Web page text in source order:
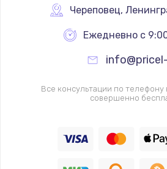
Замена
700 руб.
Заказать
2500 руб.
Череповец,
Ежедневно с
Все консультации по
совершенно